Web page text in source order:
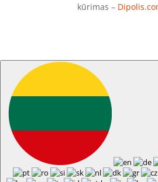
kūrimas –